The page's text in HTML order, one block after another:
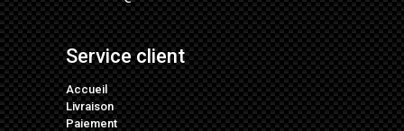
Service client
Accueil
Livraison
Paiement